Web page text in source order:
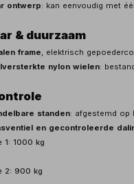
ontwerp: kan eenvoudig met
& duurzaam
frame, elektrisch
nylon wielen:
standen: afgestemd op
en gecontroleerde
1: 1000 kg
2: 900 kg